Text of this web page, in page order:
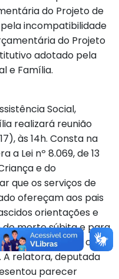
do Projeto de
pela incompatibilidade
do Projeto
adotado pela
e Família.
Social,
realizará reunião
às 14h. Consta na
a Lei nº 8.069, de 13
e do
que os serviços de
ofereçam aos pais
orientações e
morte súbita e para
engasgamento ou
relatora, deputada
parecer